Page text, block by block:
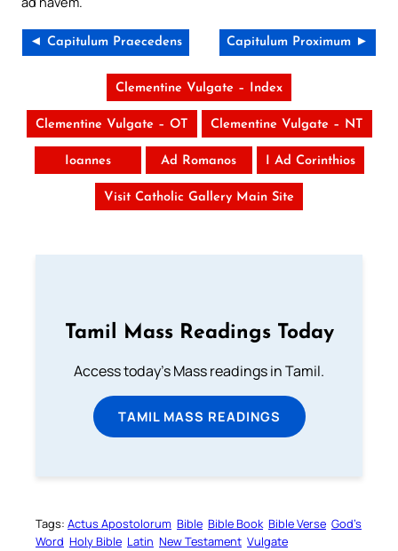
◄ Capitulum Praecedens Capitulum Proximum ►
Clementine Vulgate – Index
Clementine Vulgate – OT Clementine Vulgate – NT
Ioannes Ad Romanos I Ad Corinthios
Visit Catholic Gallery Main Site
Tamil Mass Readings Today
Access today's Mass readings in Tamil.
TAMIL MASS READINGS
Tags: Actus Apostolorum Bible Bible Book Bible Verse God’s
Word Holy Bible Latin New Testament Vulgate